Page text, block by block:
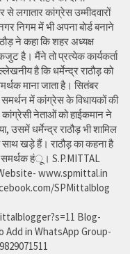
से लगातार कांग्रेस उम्मीदवारों
निगम में भी अपना बोर्ड बनाने
ने कहा कि शहर अध्यक्ष
है। मैंने तो प्रत्येक कार्यकर्ता
है कि धर्मेन्द्र राठौड़ को
माना जाता है। सितंबर
में कांग्रेस के विधायकों की
नेताओं को हाईकमान ने
उसमें धर्मेन्द्र राठौड़ भी शामिल
खड़े हैं। राठौड़ का कहना है
समर्थक हंू। S.P.MITTAL
www.spmittal.in
SPMittalblog
Blog-
in WhatsApp Group-